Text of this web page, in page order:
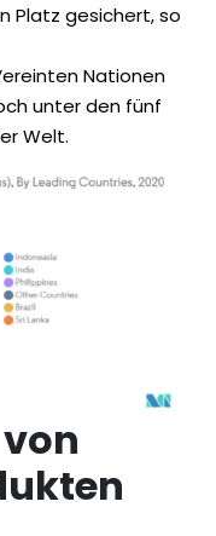
Platz gesichert, so
Nationen
unter den fünf
Welt.